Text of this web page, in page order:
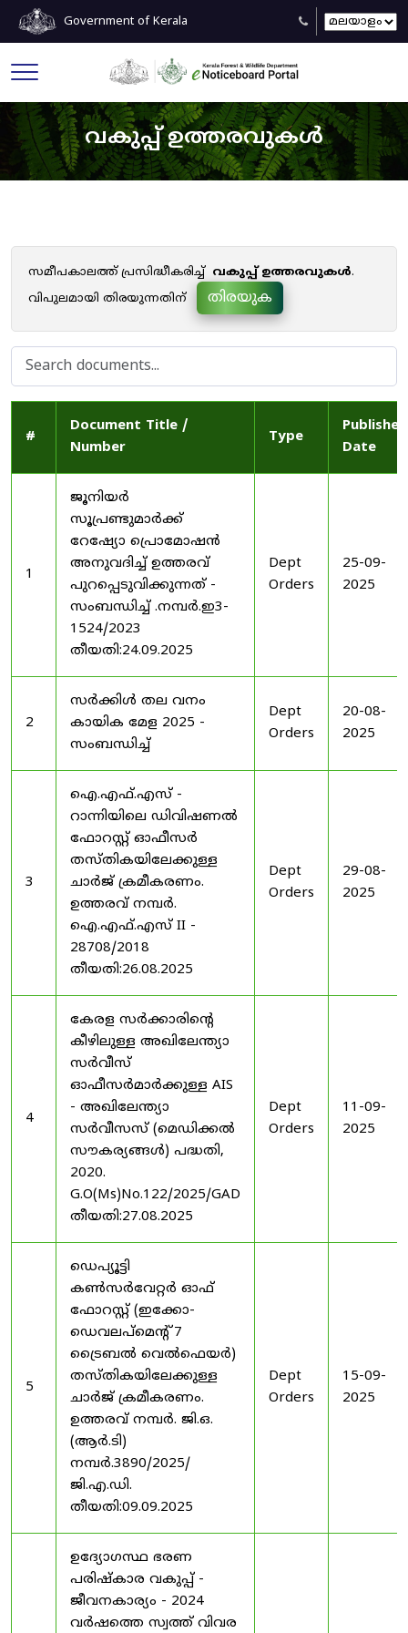
Government of Kerala
വകുപ്പ് ഉത്തരവുകൾ
സമീപകാലത്ത് പ്രസിദ്ധീകരിച്ച് വകുപ്പ് ഉത്തരവുകൾ.
വിപുലമായി തിരയുന്നതിന്
തിരയുക
#
Document Title /
Number
Type
Published
Date
1
ജൂനിയർ
സൂപ്രണ്ടുമാർക്ക്
റേഷ്യോ പ്രൊമോഷൻ
അനുവദിച്ച് ഉത്തരവ്
പുറപ്പെടുവിക്കുന്നത് -
സംബന്ധിച്ച് .നമ്പർ.ഇ3-
1524/2023
തീയതി:24.09.2025
Dept
Orders
25-09-
2025
2
സർക്കിൾ തല വനം
കായിക മേള 2025 -
സംബന്ധിച്ച്
Dept
Orders
20-08-
2025
3
ഐ.എഫ്.എസ് -
റാന്നിയിലെ ഡിവിഷണൽ
ഫോറസ്റ്റ് ഓഫീസർ
തസ്തികയിലേക്കുള്ള
ചാർജ് ക്രമീകരണം.
ഉത്തരവ് നമ്പർ.
ഐ.എഫ്.എസ് II -
28708/2018
തീയതി:26.08.2025
Dept
Orders
29-08-
2025
4
കേരള സർക്കാരിന്റെ
കീഴിലുള്ള അഖിലേന്ത്യാ
സർവീസ്
ഓഫീസർമാർക്കുള്ള AIS
- അഖിലേന്ത്യാ
സർവീസസ് (മെഡിക്കൽ
സൗകര്യങ്ങൾ) പദ്ധതി,
2020.
G.O(Ms)No.122/2025/GAD
തീയതി:27.08.2025
Dept
Orders
11-09-
2025
5
ഡെപ്യൂട്ടി
കൺസർവേറ്റർ ഓഫ്
ഫോറസ്റ്റ് (ഇക്കോ-
ഡെവലപ്മെന്റ് 7
ട്രൈബൽ വെൽഫെയർ)
തസ്തികയിലേക്കുള്ള
ചാർജ് ക്രമീകരണം.
ഉത്തരവ് നമ്പർ. ജി.ഒ.
(ആർ.ടി)
നമ്പർ.3890/2025/
ജി.എ.ഡി.
തീയതി:09.09.2025
Dept
Orders
15-09-
2025
ഉദ്യോഗസ്ഥ ഭരണ
പരിഷ്കാര വകുപ്പ് -
ജീവനകാര്യം - 2024
വർഷത്തെ സ്വത്ത് വിവര